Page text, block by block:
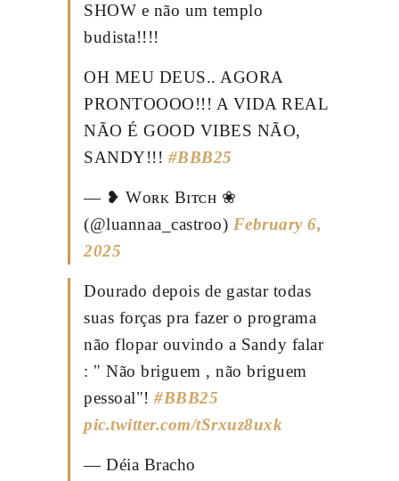
SHOW e não um templo
budista!!!!
OH MEU DEUS.. AGORA
PRONTOOOO!!! A VIDA REAL
NÃO É GOOD VIBES NÃO,
SANDY!!! #BBB25
— ❥ Wᴏʀᴋ Bɪᴛᴄʜ ❀
(@luannaa_castroo) February 6,
2025
Dourado depois de gastar todas
suas forças pra fazer o programa
não flopar ouvindo a Sandy falar
: " Não briguem , não briguem
pessoal"! #BBB25
pic.twitter.com/tSrxuz8uxk
— Déia Bracho